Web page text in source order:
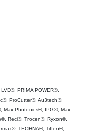
PRIMA POWER®,
ProCutter®, Au3tech®,
Max Photonics®, IPG®, Max
Reci®, Trocen®, Ryxon®,
TECHNA®, Tiffen®,